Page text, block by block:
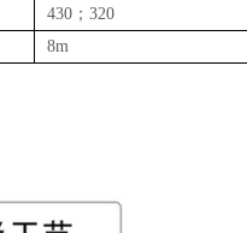
430 ； 320
8m